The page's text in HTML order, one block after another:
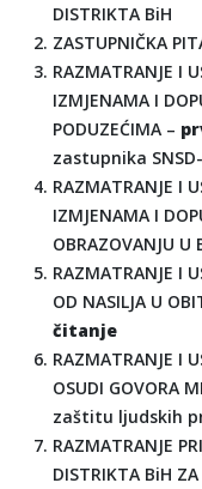
DISTRIKTA BiH
ZASTUPNIČKA
RAZMATRANJE I
IZMJENAMA I
PODUZEĆIMA –
zastupnika
RAZMATRANJE I
IZMJENAMA I
OBRAZOVANJU U
RAZMATRANJE I
OD NASILJA U
čitanje
RAZMATRANJE I
OSUDI GOVORA
zaštitu ljudskih
RAZMATRANJE
DISTRIKTA BiH